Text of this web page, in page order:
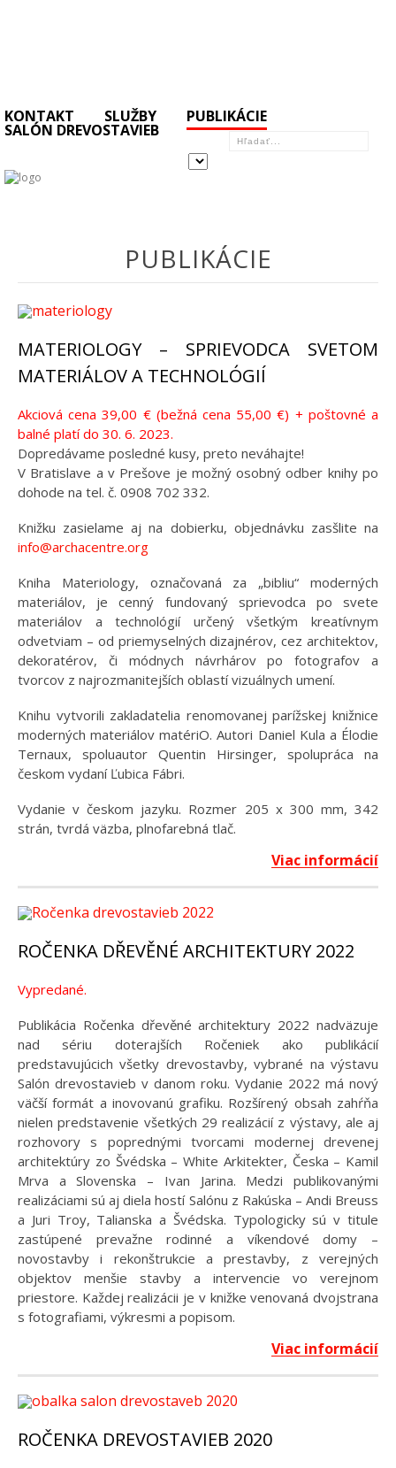
KONTAKT SLUŽBY PUBLIKÁCIE
SALÓN DREVOSTAVIEB
PUBLIKÁCIE
MATERIOLOGY – SPRIEVODCA SVETOM
MATERIÁLOV A TECHNOLÓGIÍ
Akciová cena 39,00 € (bežná cena 55,00 €) + poštovné a
balné platí do 30. 6. 2023.
Dopredávame posledné kusy, preto neváhajte!
V Bratislave a v Prešove je možný osobný odber knihy po
dohode na tel. č. 0908 702 332.
Knižku zasielame aj na dobierku, objednávku zasšlite na
info@archacentre.org
Kniha Materiology, označovaná za „bibliu“ moderných
materiálov, je cenný fundovaný sprievodca po svete
materiálov a technológií určený všetkým kreatívnym
odvetviam – od priemyselných dizajnérov, cez architektov,
dekoratérov, či módnych návrhárov po fotografov a
tvorcov z najrozmanitejších oblastí vizuálnych umení.
Knihu vytvorili zakladatelia renomovanej parížskej knižnice
moderných materiálov matériO. Autori Daniel Kula a Élodie
Ternaux, spoluautor Quentin Hirsinger, spolupráca na
českom vydaní Ľubica Fábri.
Vydanie v českom jazyku. Rozmer 205 x 300 mm, 342
strán, tvrdá väzba, plnofarebná tlač.
Viac informácií
ROČENKA DŘEVĚNÉ ARCHITEKTURY 2022
Vypredané.
Publikácia Ročenka dřevěné architektury 2022 nadväzuje
nad sériu doterajších Ročeniek ako publikácií
predstavujúcich všetky drevostavby, vybrané na výstavu
Salón drevostavieb v danom roku. Vydanie 2022 má nový
väčší formát a inovovanú grafiku. Rozšírený obsah zahŕňa
nielen predstavenie všetkých 29 realizácií z výstavy, ale aj
rozhovory s poprednými tvorcami modernej drevenej
architektúry zo Švédska – White Arkitekter, Česka – Kamil
Mrva a Slovenska – Ivan Jarina. Medzi publikovanými
realizáciami sú aj diela hostí Salónu z Rakúska – Andi Breuss
a Juri Troy, Talianska a Švédska. Typologicky sú v titule
zastúpené prevažne rodinné a víkendové domy –
novostavby i rekonštrukcie a prestavby, z verejných
objektov menšie stavby a intervencie vo verejnom
priestore. Každej realizácii je v knižke venovaná dvojstrana
s fotografiami, výkresmi a popisom.
Viac informácií
ROČENKA DREVOSTAVIEB 2020